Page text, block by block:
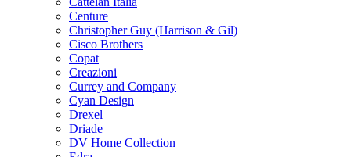
Centure
Christopher Guy (Harrison & Gil)
Cisco Brothers
Copat
Creazioni
Currey and Company
Cyan Design
Drexel
Driade
DV Home Collection